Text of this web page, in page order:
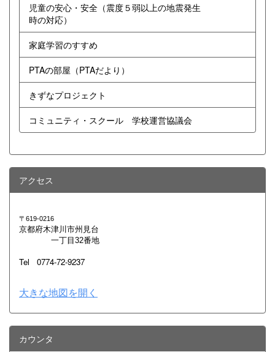
児童の安心・安全（震度５弱以上の地震発生
時の対応）
家庭学習のすすめ
PTAの部屋（PTAだより）
きずなプロジェクト
コミュニティ・スクール 学校運営協議会
アクセス
〒619-0216
京都府木津川市州見台
一丁目32番地
Tel 0774-72-9237
大きな地図を開く
カウンタ